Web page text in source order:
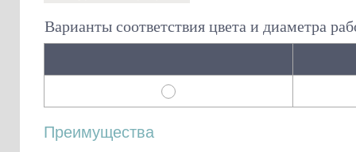
Варианты соответствия цвета и диаметра
Преимущества